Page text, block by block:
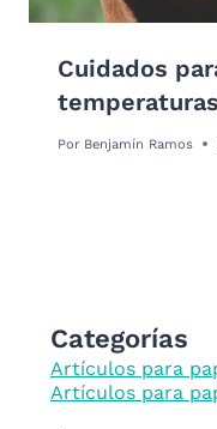
Cuidados
temperaturas
Por Benjamín Ramos
Categorías
Artículos para
Artículos para